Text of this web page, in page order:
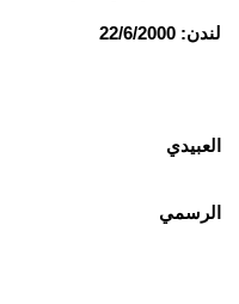
لندن: 22/6/2000
د.
العبيدي
الرسمي